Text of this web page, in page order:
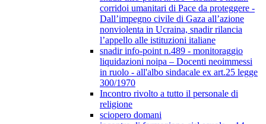
corridoi umanitari di Pace da proteggere -
Dall’impegno civile di Gaza all’azione
nonviolenta in Ucraina, snadir rilancia
l’appello alle istituzioni italiane
snadir info-point n.489 - monitoraggio
liquidazioni noipa – Docenti neoimmessi
in ruolo - all'albo sindacale ex art.25 legge
300/1970
Incontro rivolto a tutto il personale di
religione
sciopero domani